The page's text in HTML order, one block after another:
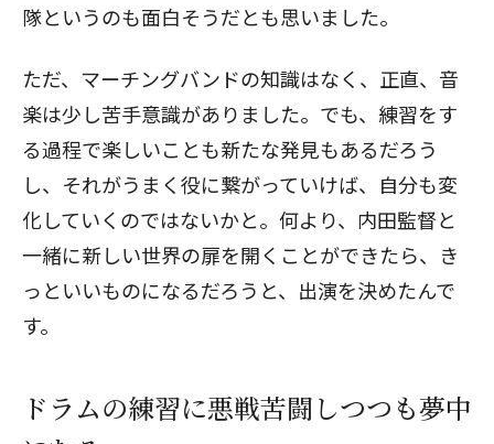
隊というのも面白そうだとも思いました。
ただ、マーチングバンドの知識はなく、正直、音
楽は少し苦手意識がありました。でも、練習をす
る過程で楽しいことも新たな発見もあるだろう
し、それがうまく役に繋がっていけば、自分も変
化していくのではないかと。何より、内田監督と
一緒に新しい世界の扉を開くことができたら、き
っといいものになるだろうと、出演を決めたんで
す。
ドラムの練習に悪戦苦闘しつつも夢中